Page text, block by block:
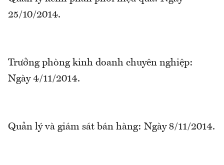
25/10/2014.
Trưởng phòng kinh doanh chuyên nghiệp:
Ngày 4/11/2014.
Quản lý và giám sát bán hàng: Ngày 8/11/2014.